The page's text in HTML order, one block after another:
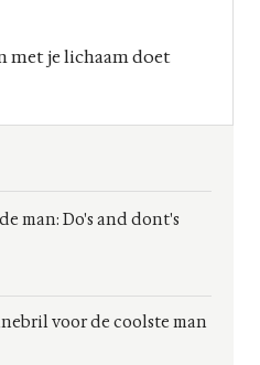
met je lichaam doet
man: Do's and dont's
voor de coolste man